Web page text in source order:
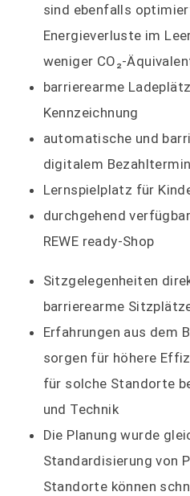
sind ebenfalls
Energieverluste im
weniger CO₂-
barrierearme
Kennzeichnung
automatische und
digitalem
Lernspielplatz für
durchgehend
REWE ready-Shop
Sitzgelegenheiten
barrierearme
Erfahrungen aus dem
sorgen für höhere
für solche Standorte
und Technik
Die Planung wurde
Standardisierung von
Standorte können